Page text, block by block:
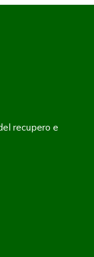
recupero e